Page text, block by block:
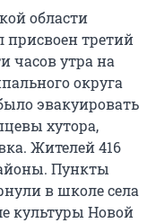
области
присвоен третий
часов утра на
округа
эвакуировать
хутора,
Жителей 416
Пункты
в школе села
культуры Новой